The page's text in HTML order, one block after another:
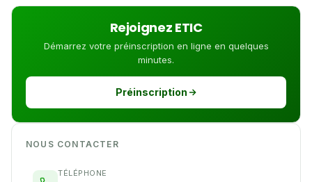
Rejoignez ETIC
Démarrez votre préinscription en ligne en quelques
minutes.
Préinscription
NOUS CONTACTER
TÉLÉPHONE